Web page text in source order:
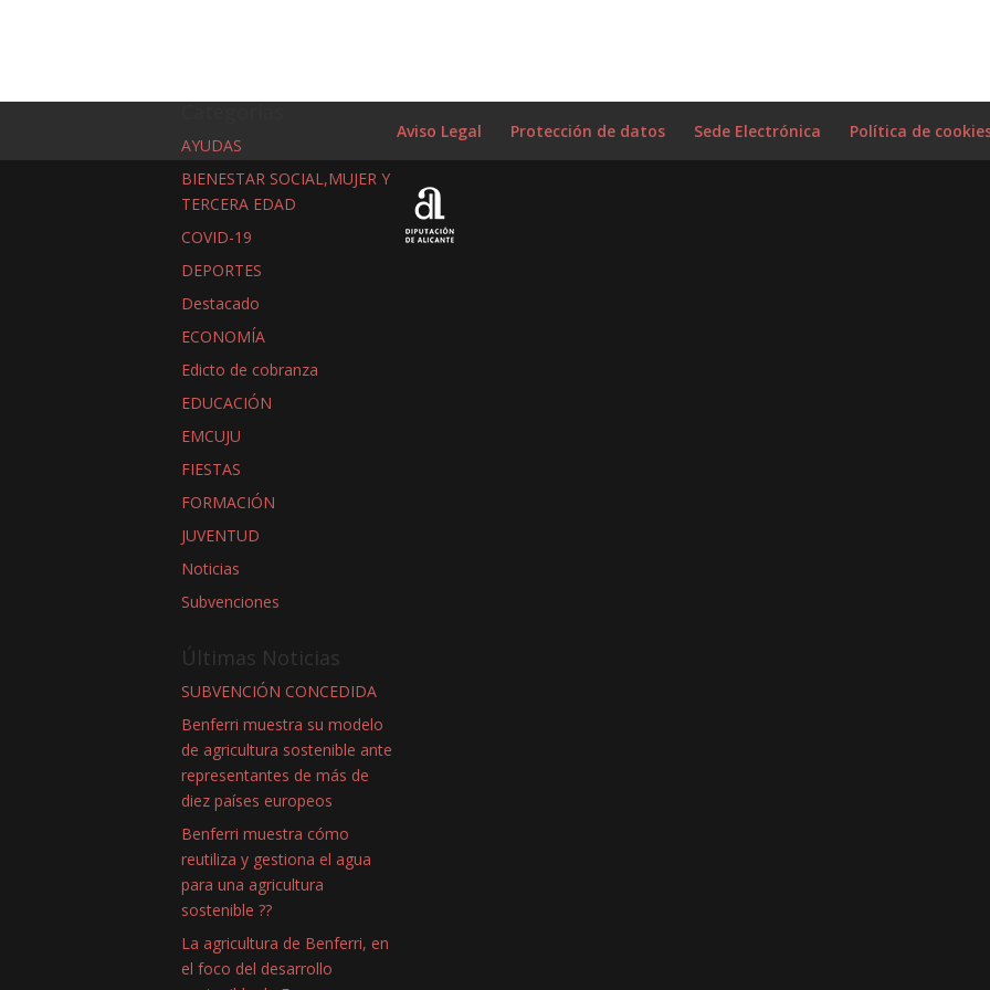
AYUDAS
BIENESTAR SOCIAL,MUJER Y
TERCERA EDAD
COVID-19
DEPORTES
Destacado
ECONOMÍA
Edicto de cobranza
EDUCACIÓN
EMCUJU
FIESTAS
FORMACIÓN
JUVENTUD
Noticias
Subvenciones
Últimas Noticias
SUBVENCIÓN CONCEDIDA
Benferri muestra su modelo
de agricultura sostenible ante
representantes de más de
diez países europeos
Benferri muestra cómo
reutiliza y gestiona el agua
para una agricultura
sostenible ??
La agricultura de Benferri, en
el foco del desarrollo
Aviso Legal Protección de datos Sede Electrónica Política de